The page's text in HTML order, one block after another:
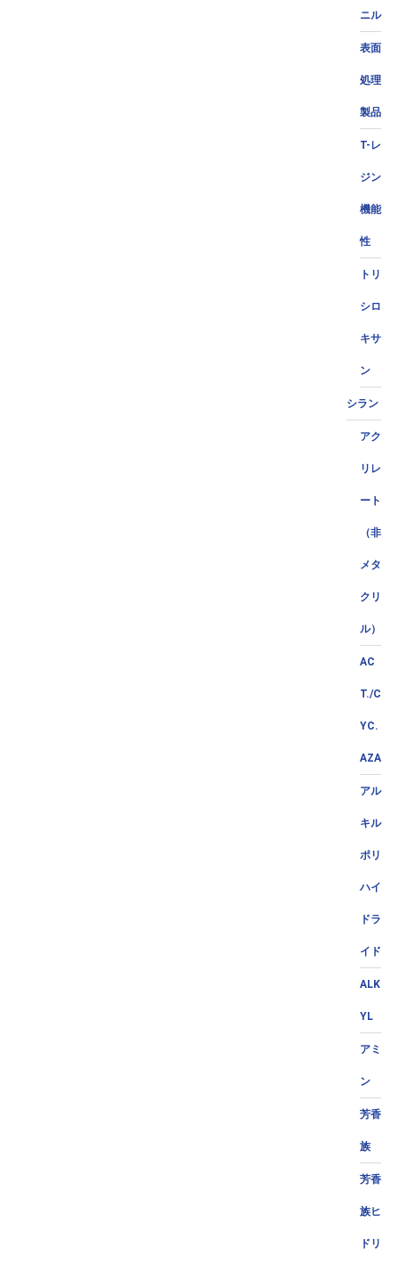
ニル
表面
処理
製品
T-レ
ジン
機能
性
トリ
シロ
キサ
ン
シラン
アク
リレ
ート
（非
メタ
クリ
ル）
AC
T./C
YC.
AZA
アル
キル
ポリ
ハイ
ドラ
イド
ALK
YL
アミ
ン
芳香
族
芳香
族ヒ
ドリ